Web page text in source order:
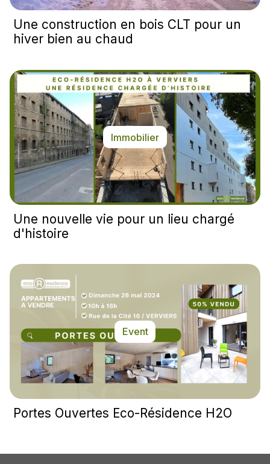
Une construction en bois CLT pour un
hiver bien au chaud
Immobilier
Une nouvelle vie pour un lieu chargé
d'histoire
Event
Portes Ouvertes Eco-Résidence H2O